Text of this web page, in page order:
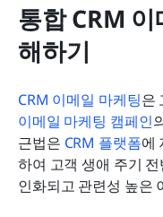
통합 CRM
해하기
CRM 이메일 마케팅
이메일 마케팅 캠페인
근법은 CRM 플랫폼에
하여 고객 생애 주기
인화되고 관련성 높은